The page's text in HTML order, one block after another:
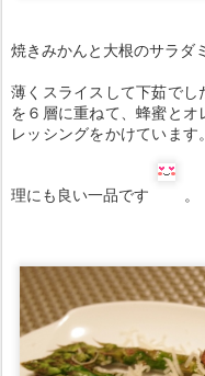
焼きみかんと大根のサラダ
薄くスライスして下茹で
を６層に重ねて、蜂蜜と
レッシングをかけていま
理にも良い一品です 。